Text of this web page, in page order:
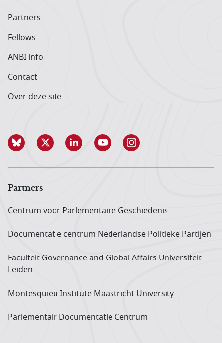
Partners
Fellows
ANBI info
Contact
Over deze site
Partners
Centrum voor Parlementaire Geschiedenis
Documentatie centrum Neder­landse Politieke Partijen
Faculteit Governance and Global Affairs Universiteit
Leiden
Montesquieu Institute Maastricht University
Parlementair Documentatie Centrum